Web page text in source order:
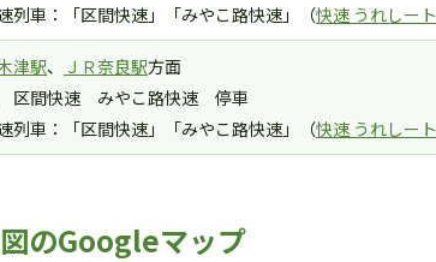
列車：「区間快速」「みやこ路快速」（快速 うれしート
津駅、 ＪＲ奈良駅方面
区間快速 みやこ路快速 停車
列車：「区間快速」「みやこ路快速」（快速 うれしート
のGoogleマップ